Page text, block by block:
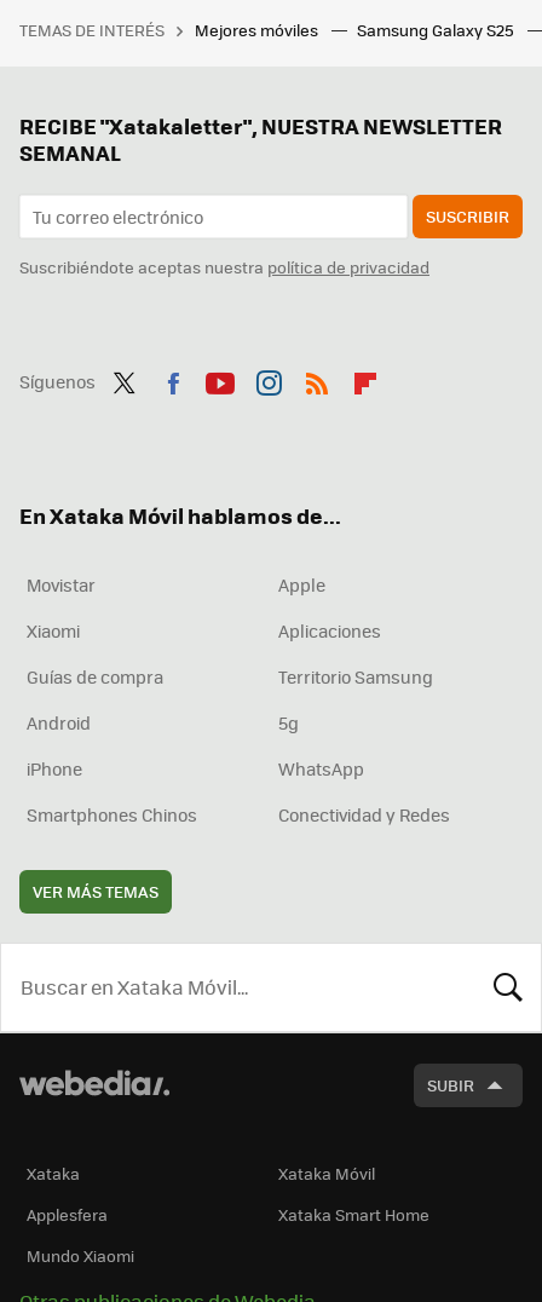
TEMAS DE INTERÉS Mejores móviles Samsung Galaxy S25
RECIBE "Xatakaletter", NUESTRA NEWSLETTER
SEMANAL
SUSCRIBIR
Suscribiéndote aceptas nuestra política de privacidad
Síguenos
En Xataka Móvil hablamos de...
Movistar
Apple
Xiaomi
Aplicaciones
Guías de compra
Territorio Samsung
Android
5g
iPhone
WhatsApp
Smartphones Chinos
Conectividad y Redes
VER MÁS TEMAS
SUBIR
Xataka
Xataka Móvil
Applesfera
Xataka Smart Home
Mundo Xiaomi